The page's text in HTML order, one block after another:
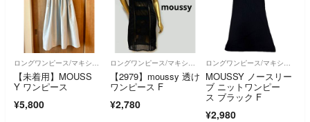
ロングワンピース/マキシワンピース
【未着用】MOUSS
Y ワンピース
¥5,800
ロングワンピース/マキシワンピース
【2979】moussy 透け
ワンピース F
¥2,780
ロングワンピース/マキシワンピース
MOUSSY ノースリー
ブ ニットワンピー
ス ブラック F
¥2,980